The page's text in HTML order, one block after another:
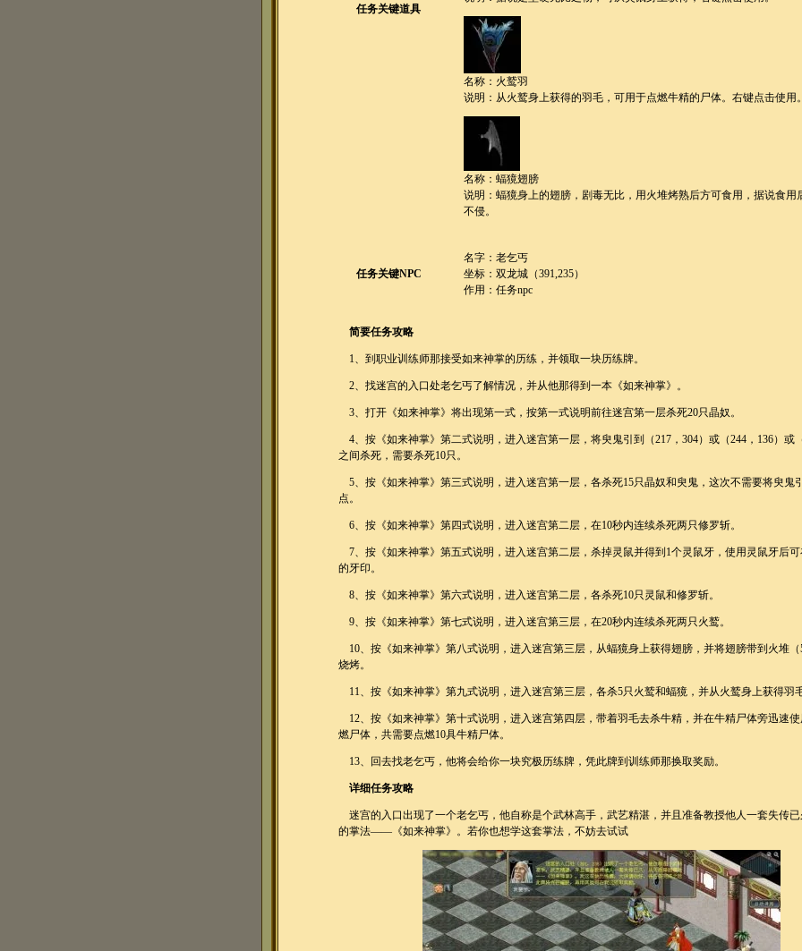
任务关键道具
名称：火鹫羽
说明：从火鹫身上获得的羽毛，可用于点燃牛精的尸体。右键点击使用。
名称：蝠獍翅膀
说明：蝠獍身上的翅膀，剧毒无比，用火堆烤熟后方可食用，据说食用
不侵。
任务关键NPC
名字：老乞丐
坐标：双龙城（391,235）
作用：任务npc
简要任务攻略
1、到职业训练师那接受如来神掌的历练，并领取一块历练牌。
2、找迷宫的入口处老乞丐了解情况，并从他那得到一本《如来神掌》。
3、打开《如来神掌》将出现第一式，按第一式说明前往迷宫第一层杀死20只晶奴。
4、按《如来神掌》第二式说明，进入迷宫第一层，将臾鬼引到（217，304）或（244，136）或（
之间杀死，需要杀死10只。
5、按《如来神掌》第三式说明，进入迷宫第一层，各杀死15只晶奴和臾鬼，这次不需要将臾鬼
点。
6、按《如来神掌》第四式说明，进入迷宫第二层，在10秒内连续杀死两只修罗斩。
7、按《如来神掌》第五式说明，进入迷宫第二层，杀掉灵鼠并得到1个灵鼠牙，使用灵鼠牙后
的牙印。
8、按《如来神掌》第六式说明，进入迷宫第二层，各杀死10只灵鼠和修罗斩。
9、按《如来神掌》第七式说明，进入迷宫第三层，在20秒内连续杀死两只火鹫。
10、按《如来神掌》第八式说明，进入迷宫第三层，从蝠獍身上获得翅膀，并将翅膀带到火堆（
烧烤。
11、按《如来神掌》第九式说明，进入迷宫第三层，各杀5只火鹫和蝠獍，并从火鹫身上获得羽毛
12、按《如来神掌》第十式说明，进入迷宫第四层，带着羽毛去杀牛精，并在牛精尸体旁迅速
燃尸体，共需要点燃10具牛精尸体。
13、回去找老乞丐，他将会给你一块究极历练牌，凭此牌到训练师那换取奖励。
详细任务攻略
迷宫的入口出现了一个老乞丐，他自称是个武林高手，武艺精湛，并且准备教授他人一套失传
的掌法——《如来神掌》。若你也想学这套掌法，不妨去试试